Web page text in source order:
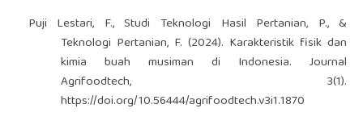
Puji Lestari, F., Studi Teknologi Hasil Pertanian, P., &
Teknologi Pertanian, F. (2024). Karakteristik fisik dan
kimia buah musiman di Indonesia. Journal
Agrifoodtech, 3(1).
https://doi.org/10.56444/agrifoodtech.v3i1.1870